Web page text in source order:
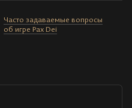
Часто задаваемые вопросы
об игре Pax Dei